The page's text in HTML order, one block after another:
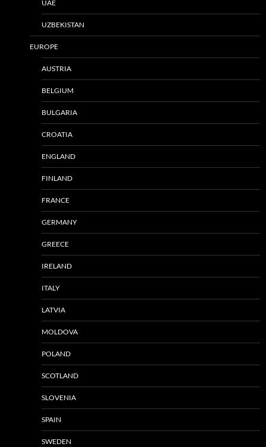
UAE
UZBEKISTAN
EUROPE
AUSTRIA
BELGIUM
BULGARIA
CROATIA
ENGLAND
FINLAND
FRANCE
GERMANY
GREECE
IRELAND
ITALY
LATVIA
MOLDOVA
POLAND
SCOTLAND
SLOVENIA
SPAIN
SWEDEN